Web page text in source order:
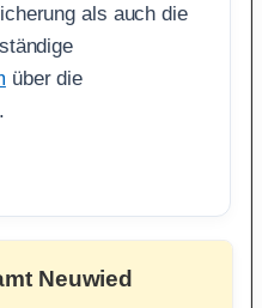
als auch die
über die
Neuwied